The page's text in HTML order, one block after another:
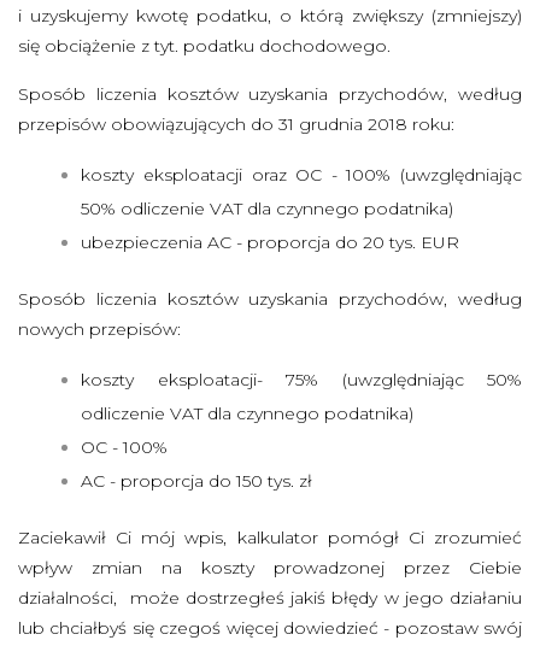
A
L
i uzyskujemy kwotę podatku, o którą zwiększy (zmniejszy)
się obciążenie z tyt. podatku dochodowego.
Sposób liczenia kosztów uzyskania przychodów, według
przepisów obowiązujących do 31 grudnia 2018 roku:
koszty eksploatacji oraz OC - 100% (uwzględniając
50% odliczenie VAT dla czynnego podatnika)
ubezpieczenia AC - proporcja do 20 tys. EUR
Sposób liczenia kosztów uzyskania przychodów, według
nowych przepisów:
koszty eksploatacji- 75% (uwzględniając 50%
odliczenie VAT dla czynnego podatnika)
OC - 100%
AC - proporcja do 150 tys. zł
Zaciekawił Ci mój wpis, kalkulator pomógł Ci zrozumieć
wpływ zmian na koszty prowadzonej przez Ciebie
działalności, może dostrzegłeś jakiś błędy w jego działaniu
lub chciałbyś się czegoś więcej dowiedzieć - pozostaw swój